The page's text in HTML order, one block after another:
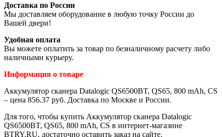
Доставка по России
Мы доставляем оборудование в любую точку России до
Вашей двери!
Удобная оплата
Вы можете оплатить за товар по безналичному расчету либо
наличными курьеру.
Информация о товаре
Аккумулятор сканера Datalogic QS6500BT, QS65, 800 mAh, CS
– цена 856.37 руб. Доставка по Москве и России.
Для того, чтобы купить Аккумулятор сканера Datalogic
QS6500BT, QS65, 800 mAh, CS в интернет-магазине
BTRY.RU, достаточно оставить заказ на сайте.